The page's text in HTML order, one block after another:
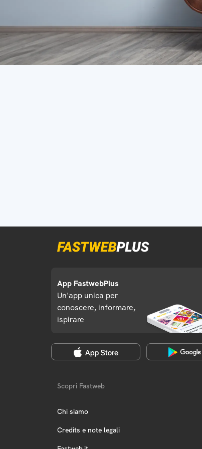
App FastwebPlus
Un'app unica per
conoscere, informare,
ispirare
Scopri Fastweb
Chi siamo
Credits e note legali